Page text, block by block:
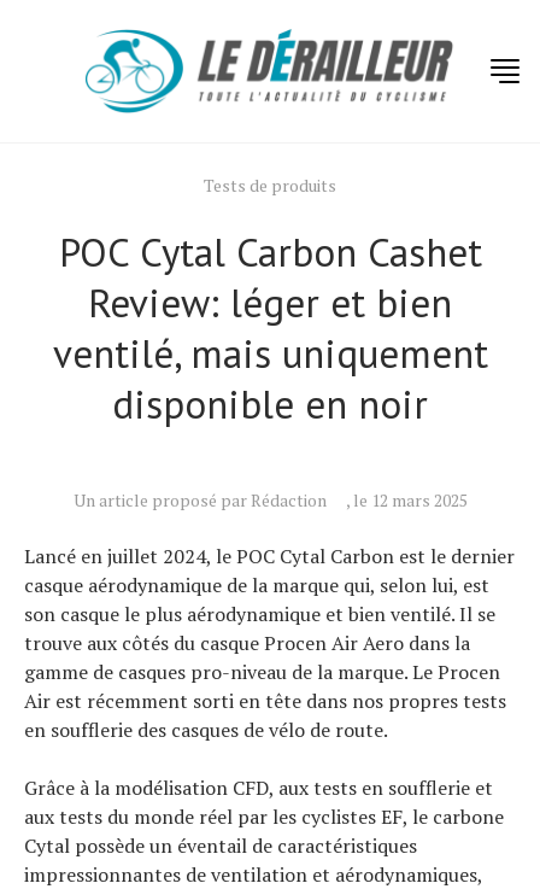
Tests de produits
POC Cytal Carbon Cashet
Review: léger et bien
ventilé, mais uniquement
disponible en noir
Un article proposé par Rédaction , le 12 mars 2025
Lancé en juillet 2024, le POC Cytal Carbon est le dernier
casque aérodynamique de la marque qui, selon lui, est
son casque le plus aérodynamique et bien ventilé. Il se
trouve aux côtés du casque Procen Air Aero dans la
gamme de casques pro-niveau de la marque. Le Procen
Air est récemment sorti en tête dans nos propres tests
en soufflerie des casques de vélo de route.
Grâce à la modélisation CFD, aux tests en soufflerie et
aux tests du monde réel par les cyclistes EF, le carbone
Cytal possède un éventail de caractéristiques
impressionnantes de ventilation et aérodynamiques,